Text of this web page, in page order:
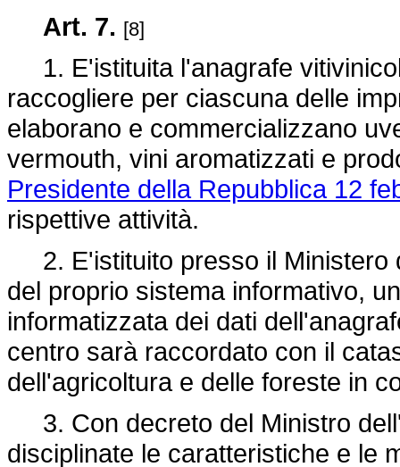
Art. 7. [8]
1. E'istituita l'anagrafe
raccogliere per ciascuna delle
elaborano e commercializzano
vermouth, vini aromatizzati e
Presidente della Repubblica 12
rispettive attività.
2. E'istituito presso il Ministero
del proprio sistema informativo,
informatizzata dei dati
centro sarà raccordato con il
dell'agricoltura e delle foreste in
3. Con decreto del Ministro
disciplinate le caratteristiche e le